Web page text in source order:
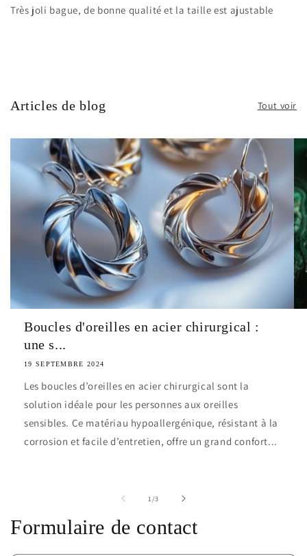
Très joli bague, de bonne qualité et la taille est ajustable
Articles de blog Tout voir
Boucles d'oreilles en acier chirurgical :
une s...
19 SEPTEMBRE 2024
Les boucles d’oreilles en acier chirurgical sont la
solution idéale pour les personnes aux oreilles
sensibles. Ce matériau hypoallergénique, résistant à la
corrosion et facile d’entretien, offre un grand confort...
1/de
3
Formulaire de contact